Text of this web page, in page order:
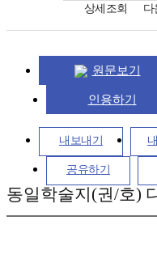
상세조회 다
원문보기
인용하기
내보내기
공유하기
동일학술지(권/호)